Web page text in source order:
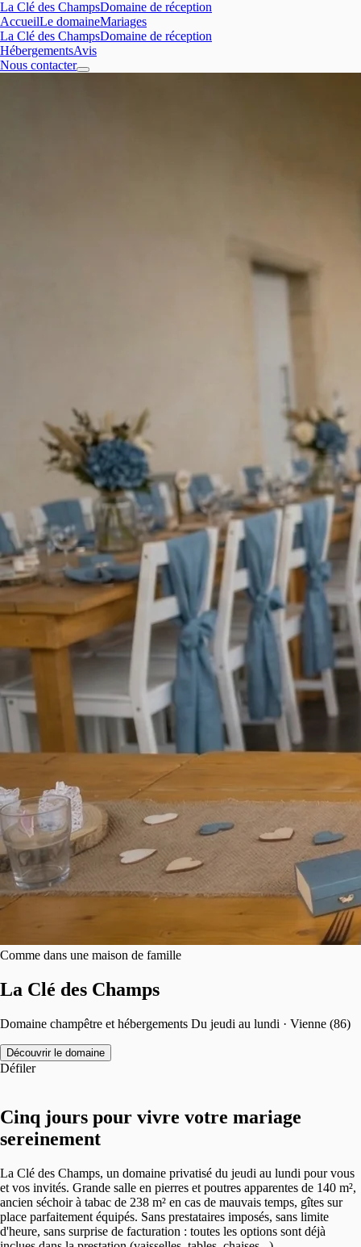
La Clé des ChampsDomaine de réception
AccueilLe domaineMariages
La Clé des ChampsDomaine de réception
HébergementsAvis
Nous contacter
Comme dans une maison de famille
La Clé des Champs
Domaine champêtre et hébergements Du jeudi au lundi · Vienne (86)
Découvrir le domaine
Défiler
Cinq jours pour vivre votre mariage
sereinement
La Clé des Champs, un domaine privatisé du jeudi au lundi pour vous
et vos invités. Grande salle en pierres et poutres apparentes de 140 m²,
ancien séchoir à tabac de 238 m² en cas de mauvais temps, gîtes sur
place parfaitement équipés. Sans prestataires imposés, sans limite
d'heure, sans surprise de facturation : toutes les options sont déjà